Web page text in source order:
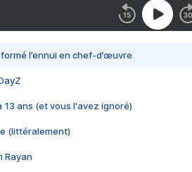
l’ennui en chef-d’œuvre
13 ans (et vous l'avez ignoré)
(littéralement)
Rayan